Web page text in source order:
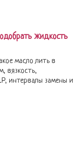
жидкость
масло лить в
вязкость,
интервалы замены и